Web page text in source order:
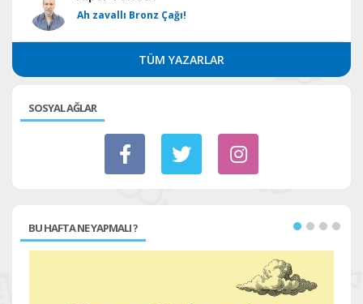
Ah zavallı Bronz Çağı!
TÜM YAZARLAR
SOSYAL AĞLAR
BU HAFTA NE YAPMALI ?